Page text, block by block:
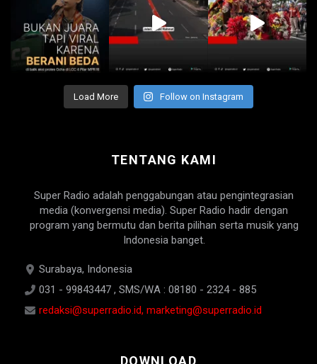
Load More Follow on Instagram
TENTANG KAMI
Super Radio adalah penggabungan atau pengintegrasian
media (konvergensi media). Super Radio hadir dengan
program yang bermutu dan berita pilihan serta musik yang
Indonesia banget.
Surabaya, Indonesia
031 - 99843447 , SMS/WA : 08180 - 2324 - 885
redaksi@superradio.id, marketing@superradio.id
DOWNLOAD